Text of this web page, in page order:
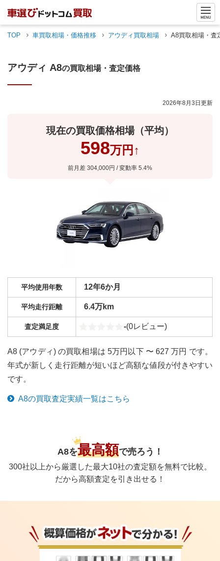
TOP 車買取相場・価格推移 アウディ 買取相場 A8買取相場・査
アウディ A8の買取相場・査定価格
2026年8月3日 更新
現在の買取価格相場（平均）
598万円 ↑
前月差 304,000円 / 変動率 5.4%
平均使用年数 12年6か月
平均走行距離 6.4万km
査定満足度 -(0レビュー)
A8 (アウディ) の買取相場は 5万円以下 〜 627 万円 です。
年式が新しく走行距離が短いほど高額な値段が付きやすい
です。
A8の買取査定実績一覧はこちら
A8を最高額で売ろう！
300社以上から厳選した最大10社の査定額を無料で比較。
だから高額査定を引き出せる！